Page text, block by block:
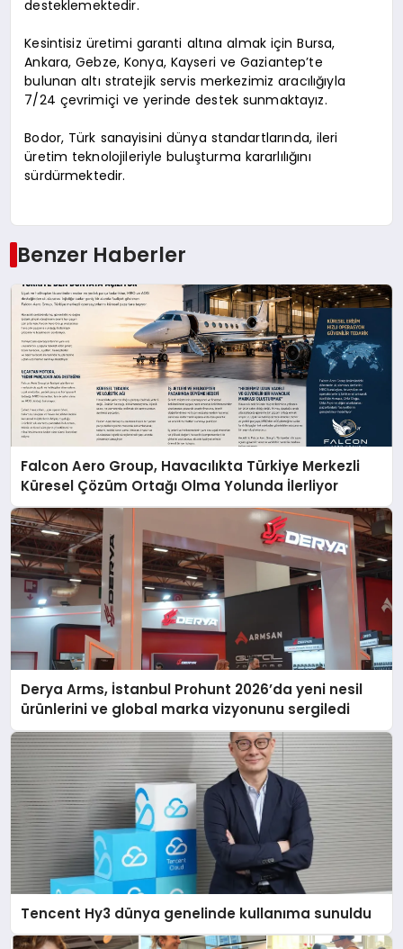
desteklemektedir.
Kesintisiz üretimi garanti altına almak için Bursa,
Ankara, Gebze, Konya, Kayseri ve Gaziantep’te
bulunan altı stratejik servis merkezimiz aracılığıyla
7/24 çevrimiçi ve yerinde destek sunmaktayız.
Bodor, Türk sanayisini dünya standartlarında, ileri
üretim teknolojileriyle buluşturma kararlılığını
sürdürmektedir.
Benzer Haberler
Falcon Aero Group, Havacılıkta Türkiye Merkezli
Küresel Çözüm Ortağı Olma Yolunda İlerliyor
Derya Arms, İstanbul Prohunt 2026’da yeni nesil
ürünlerini ve global marka vizyonunu sergiledi
Tencent Hy3 dünya genelinde kullanıma sunuldu